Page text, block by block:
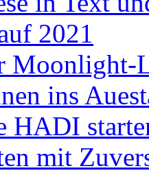
2021
ins
HADI
mit